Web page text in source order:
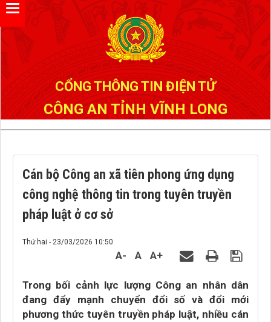
CỔNG THÔNG TIN ĐIỆN TỬ
CÔNG AN TỈNH VĨNH LONG
Cán bộ Công an xã tiên phong ứng dụng
công nghệ thông tin trong tuyên truyền
pháp luật ở cơ sở
Thứ hai - 23/03/2026 10:50
A- A A+
Trong bối cảnh lực lượng Công an nhân dân
đang đẩy mạnh chuyển đổi số và đổi mới
phương thức tuyên truyền pháp luật, nhiều cán